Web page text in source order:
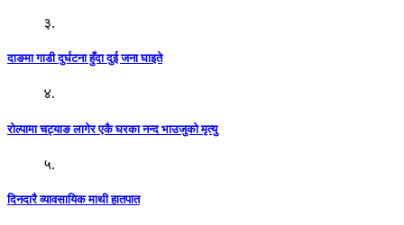
३.
दाङमा गाडी दुर्घटना हुँदा दुई जना घाइते
४.
रोल्पामा चट्याङ लागेर एकै घरका नन्द भाउजुको मृत्यु
५.
दिनदारै व्यावसायिक माथी हातपात